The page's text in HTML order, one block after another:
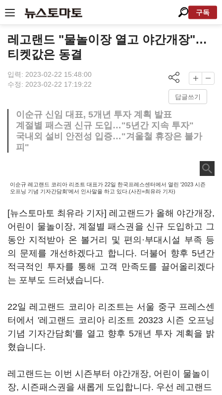
구독
레고랜드 "물놀이장 열고 야간개장"…
티켓값은 동결
입력: 2023-02-22 15:48:00
수정: 2023-02-22 17:19:22
답글쓰기
이순규 신임 대표, 5개년 투자 계획 발표
계절별 패스권 신규 도입…"5년간 지속 투자"
국내외 설비 안전성 입증…"겨울철 휴장은 불가
피"
이순규 레고랜드 코리아 리조트 대표가 22일 한국프레스센터에서 열린 '2023 시즌
오프닝 기념 기자간담회'에서 인사말을 하고 있다.(사진=최유라 기자)
[뉴스토마토 최유라 기자] 레고랜드가 올해 야간개장,
어린이 물놀이장, 계절별 패스권을 신규 도입하고 그
동안 지적받아 온 볼거리 및 편의·부대시설 부족 등
의 문제를 개선하겠다고 합니다. 더불어 향후 5년간
적극적인 투자를 통해 고객 만족도를 끌어올리겠다
는 포부도 드러냈습니다.
22일 레고랜드 코리아 리조트는 서울 중구 프레스센
터에서 '레고랜드 코리아 리조트 20323 시즌 오프닝
기념 기자간담회'를 열고 향후 5개년 투자 계획을 밝
혔습니다.
레고랜드는 이번 시즌부터 야간개장, 어린이 물놀이
장, 시즌패스권을 새롭게 도입합니다. 우선 레고랜드